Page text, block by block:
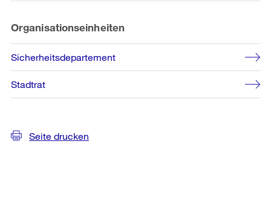
Organisationseinheiten
Sicherheitsdepartement
Stadtrat
Seite drucken